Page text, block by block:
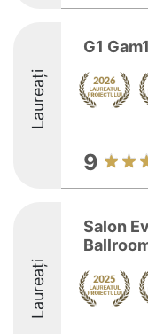
Laureați
G1
9
Laureați
Salon